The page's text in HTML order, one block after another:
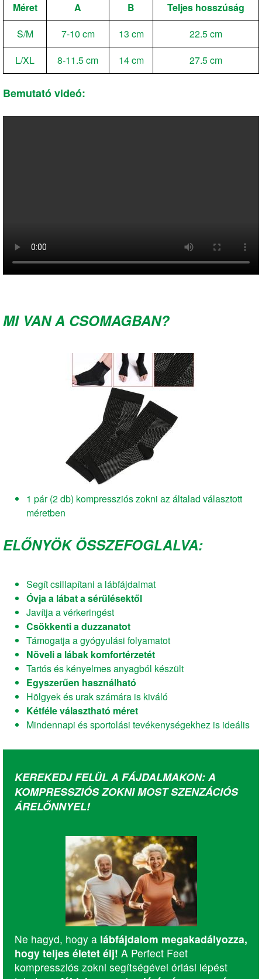
Méret A B
Teljes hosszúság
S/M
7-10 cm 13 cm
22.5 cm
L/XL
8-11.5 cm 14 cm 27.5 cm
Bemutató videó:
MI VAN A CSOMAGBAN?
1 pár (2 db) kompressziós zokni az általad választott
méretben
ELŐNYÖK ÖSSZEFOGLALVA:
Segít csillapítani a lábfájdalmat
Óvja a lábat a sérülésektől
Javítja a vérkeringést
Csökkenti a duzzanatot
Támogatja a gyógyulási folyamatot
Növeli a lábak komfortérzetét
Tartós és kényelmes anyagból készült
Egyszerűen használható
Hölgyek és urak számára is kiváló
Kétféle választható méret
Mindennapi és sportolási tevékenységekhez is ideális
KEREKEDJ FELÜL A FÁJDALMAKON: A
KOMPRESSZIÓS ZOKNI MOST SZENZÁCIÓS
ÁRELŐNNYEL!
Ne hagyd, hogy a lábfájdalom megakadályozza,
hogy teljes életet élj! A Perfect Feet
kompressziós zokni segítségével óriási lépést